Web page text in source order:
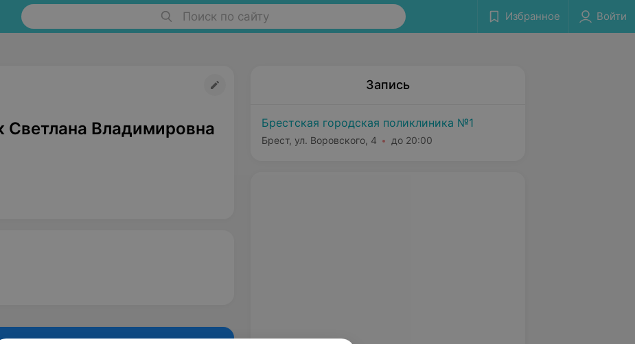
Поиск по сайту Избранное Войти
Владимировна
Запись
Брестская городская поликлиника №1
Брест, ул. Воровского, 4 до 20:00